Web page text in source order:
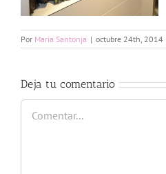
Por Maria Santonja | octubre 24th, 2014
Deja tu comentario
Comentar